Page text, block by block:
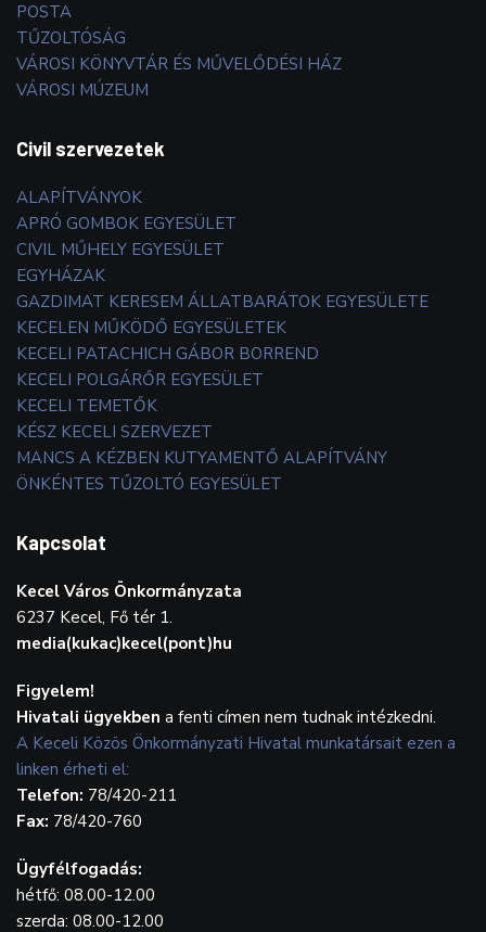
POSTA
TŰZOLTÓSÁG
VÁROSI KÖNYVTÁR ÉS MŰVELŐDÉSI HÁZ
VÁROSI MÚZEUM
Civil szervezetek
ALAPÍTVÁNYOK
APRÓ GOMBOK EGYESÜLET
CIVIL MŰHELY EGYESÜLET
EGYHÁZAK
GAZDIMAT KERESEM ÁLLATBARÁTOK EGYESÜLETE
KECELEN MŰKÖDŐ EGYESÜLETEK
KECELI PATACHICH GÁBOR BORREND
KECELI POLGÁRŐR EGYESÜLET
KECELI TEMETŐK
KÉSZ KECELI SZERVEZET
MANCS A KÉZBEN KUTYAMENTŐ ALAPÍTVÁNY
ÖNKÉNTES TŰZOLTÓ EGYESÜLET
Kapcsolat
Kecel Város Önkormányzata
6237 Kecel, Fő tér 1.
media(kukac)kecel(pont)hu
Figyelem!
Hivatali ügyekben a fenti címen nem tudnak intézkedni.
A Keceli Közös Önkormányzati Hivatal munkatársait ezen a
linken érheti el:
Telefon: 78/420-211
Fax: 78/420-760
Ügyfélfogadás:
hétfő: 08.00-12.00
szerda: 08.00-12.00